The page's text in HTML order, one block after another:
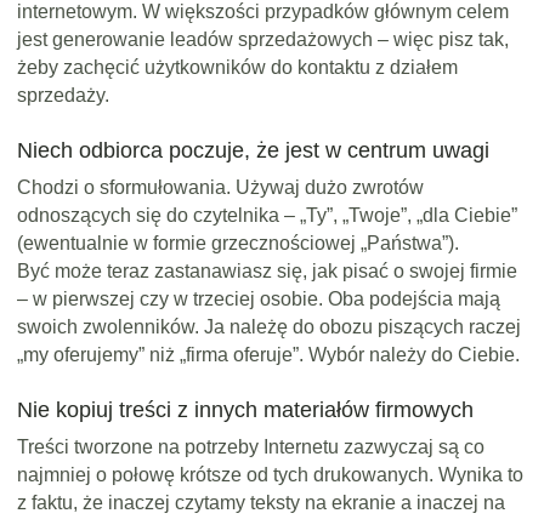
internetowym. W większości przypadków głównym celem
jest generowanie leadów sprzedażowych – więc pisz tak,
żeby zachęcić użytkowników do kontaktu z działem
sprzedaży.
Niech odbiorca poczuje, że jest w centrum uwagi
Chodzi o sformułowania. Używaj dużo zwrotów
odnoszących się do czytelnika – „Ty”, „Twoje”, „dla Ciebie”
(ewentualnie w formie grzecznościowej „Państwa”).
Być może teraz zastanawiasz się, jak pisać o swojej firmie
– w pierwszej czy w trzeciej osobie. Oba podejścia mają
swoich zwolenników. Ja należę do obozu piszących raczej
„my oferujemy” niż „firma oferuje”. Wybór należy do Ciebie.
Nie kopiuj treści z innych materiałów firmowych
Treści tworzone na potrzeby Internetu zazwyczaj są co
najmniej o połowę krótsze od tych drukowanych. Wynika to
z faktu, że inaczej czytamy teksty na ekranie a inaczej na